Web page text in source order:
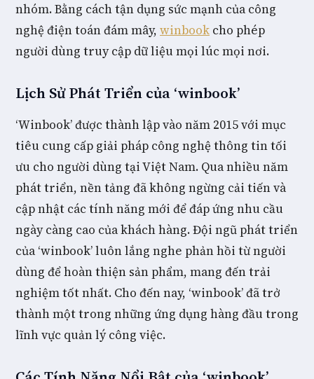
nhóm. Bằng cách tận dụng sức mạnh của công
nghệ điện toán đám mây, winbook cho phép
người dùng truy cập dữ liệu mọi lúc mọi nơi.
Lịch Sử Phát Triển của ‘winbook’
‘Winbook’ được thành lập vào năm 2015 với mục
tiêu cung cấp giải pháp công nghệ thông tin tối
ưu cho người dùng tại Việt Nam. Qua nhiều năm
phát triển, nền tảng đã không ngừng cải tiến và
cập nhật các tính năng mới để đáp ứng nhu cầu
ngày càng cao của khách hàng. Đội ngũ phát triển
của ‘winbook’ luôn lắng nghe phản hồi từ người
dùng để hoàn thiện sản phẩm, mang đến trải
nghiệm tốt nhất. Cho đến nay, ‘winbook’ đã trở
thành một trong những ứng dụng hàng đầu trong
lĩnh vực quản lý công việc.